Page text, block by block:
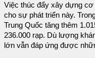
Việc thúc đẩy xây dựng cơ
cho sự phát triển này.
Trung Quốc tăng thêm
236.000 rạp. Dù lượng
lớn vẫn đáp ứng được